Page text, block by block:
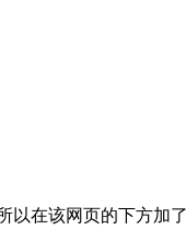
在该网页的下方加